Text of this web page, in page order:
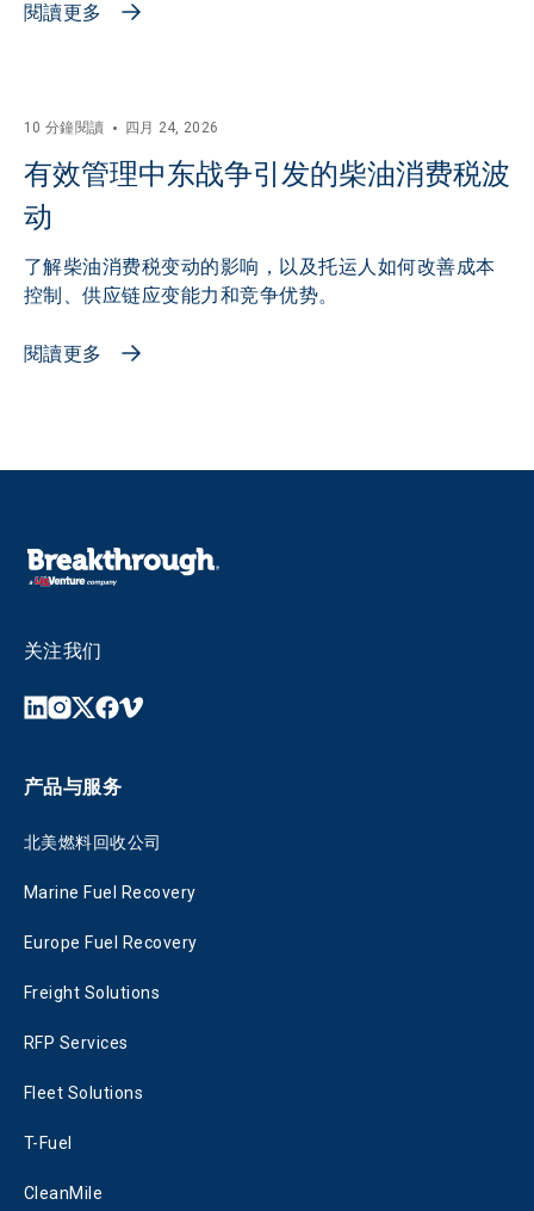
閱讀更多
10 分鐘閱讀 四月 24, 2026
有效管理中东战争引发的柴油消费税波
动
了解柴油消费税变动的影响，以及托运人如何改善成本
控制、供应链应变能力和竞争优势。
閱讀更多
关注我们
产品与服务
北美燃料回收公司
Marine Fuel Recovery
Europe Fuel Recovery
Freight Solutions
RFP Services
Fleet Solutions
T-Fuel
CleanMile